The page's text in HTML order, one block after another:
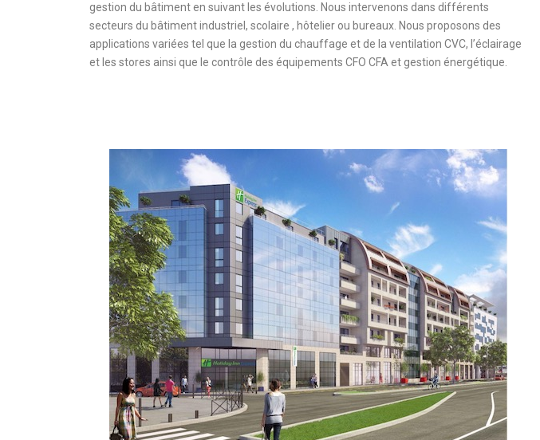
gestion du bâtiment en suivant les évolutions. Nous intervenons dans différents
secteurs du bâtiment industriel, scolaire , hôtelier ou bureaux. Nous proposons des
applications variées tel que la gestion du chauffage et de la ventilation CVC, l’éclairage
et les stores ainsi que le contrôle des équipements CFO CFA et gestion énergétique.